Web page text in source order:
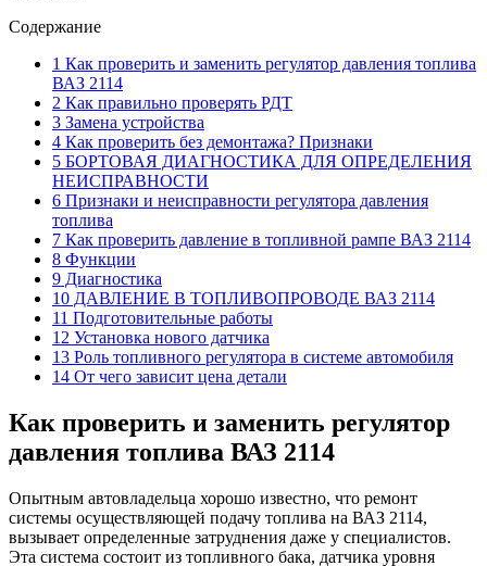
Содержание
1 Как проверить и заменить регулятор давления топлива
ВАЗ 2114
2 Как правильно проверять РДТ
3 Замена устройства
4 Как проверить без демонтажа? Признаки
5 БОРТОВАЯ ДИАГНОСТИКА ДЛЯ ОПРЕДЕЛЕНИЯ
НЕИСПРАВНОСТИ
6 Признаки и неисправности регулятора давления
топлива
7 Как проверить давление в топливной рампе ВАЗ 2114
8 Функции
9 Диагностика
10 ДАВЛЕНИЕ В ТОПЛИВОПРОВОДЕ ВАЗ 2114
11 Подготовительные работы
12 Установка нового датчика
13 Роль топливного регулятора в системе автомобиля
14 От чего зависит цена детали
Как проверить и заменить регулятор
давления топлива ВАЗ 2114
Опытным автовладельца хорошо известно, что ремонт
системы осуществляющей подачу топлива на ВАЗ 2114,
вызывает определенные затруднения даже у специалистов.
Эта система состоит из топливного бака, датчика уровня